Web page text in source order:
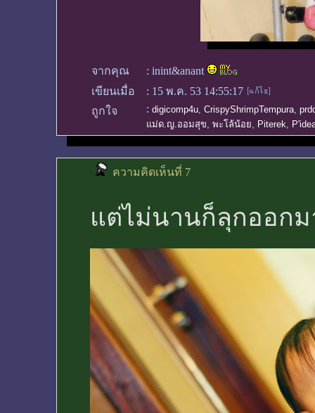
จากคุณ : inint&anant
เขียนเมื่อ
: 15 พ.ค. 53 14:55:17
ถูกใจ
: digicomp4u, CrispyShrimpTempura,
แม่ด.ญ.ออมสุข, พะโล้น้อย, Piterek,
ความคิดเห็นที่ 7
แต่ไม่นานก็ลุกออกม